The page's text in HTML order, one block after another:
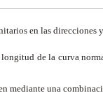
en las
longitud de la curva
mediante una